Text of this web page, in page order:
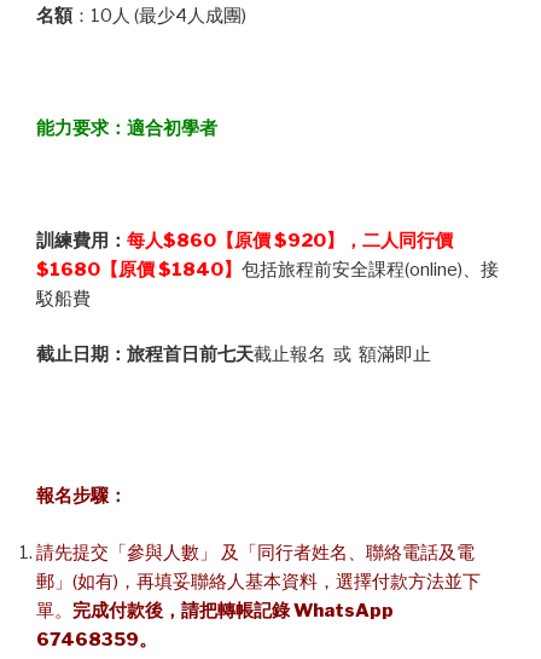
名額：10人 (最少4人成團)
能力要求：適合初學者
訓練費用 ： 每人$860 【原價$920】，二人同行價
$1680【原價 $1840】 包括旅程前安全課程(online)、接
駁船費
截止日期 ：旅程首日前七天截止報名 或 額滿即止
報名步驟 ：
請先提交「參與人數」 及「同行者姓名、聯絡電話及電
郵」(如有)，再填妥聯絡人基本資料，選擇付款方法並下
單。 完成付款後，請把轉帳記錄 WhatsApp
67468359。